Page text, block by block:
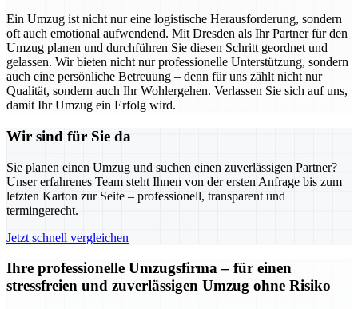
Ein Umzug ist nicht nur eine logistische Herausforderung, sondern
oft auch emotional aufwendend. Mit Dresden als Ihr Partner für den
Umzug planen und durchführen Sie diesen Schritt geordnet und
gelassen. Wir bieten nicht nur professionelle Unterstützung, sondern
auch eine persönliche Betreuung – denn für uns zählt nicht nur
Qualität, sondern auch Ihr Wohlergehen. Verlassen Sie sich auf uns,
damit Ihr Umzug ein Erfolg wird.
Wir sind für Sie da
Sie planen einen Umzug und suchen einen zuverlässigen Partner?
Unser erfahrenes Team steht Ihnen von der ersten Anfrage bis zum
letzten Karton zur Seite – professionell, transparent und
termingerecht.
Jetzt schnell vergleichen
Ihre professionelle Umzugsfirma – für einen
stressfreien und zuverlässigen Umzug ohne Risiko